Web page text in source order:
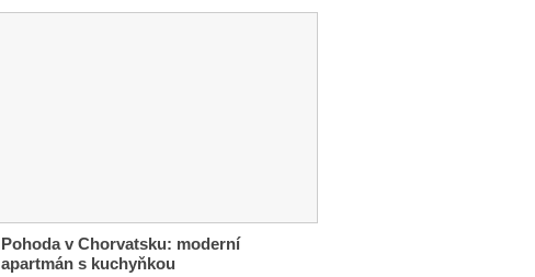
Pohoda v Chorvatsku: moderní
apartmán s kuchyňkou